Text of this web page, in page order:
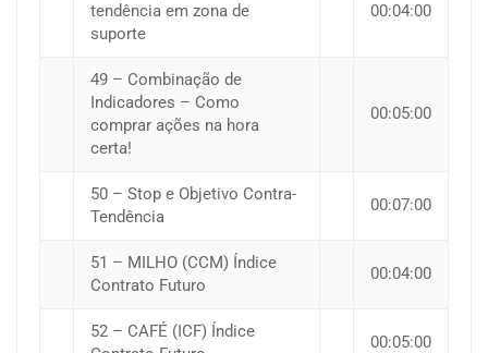
tendência em zona de
suporte
00:04:00
49 – Combinação de
Indicadores – Como
comprar ações na hora
certa!
00:05:00
50 – Stop e Objetivo Contra-
Tendência
00:07:00
51 – MILHO (CCM) Índice
Contrato Futuro
00:04:00
52 – CAFÉ (ICF) Índice
00:05:00